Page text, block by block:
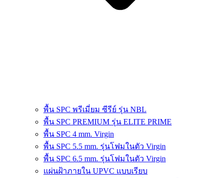
พื้น SPC พรีเมี่ยม ซีรีย์ รุ่น NBL
พื้น SPC PREMIUM รุ่น ELITE PRIME
พื้น SPC 4 mm. Virgin
พื้น SPC 5.5 mm. รุ่นโฟมในตัว Virgin
พื้น SPC 6.5 mm. รุ่นโฟมในตัว Virgin
แผ่นฝ้าภายใน UPVC แบบเรียบ